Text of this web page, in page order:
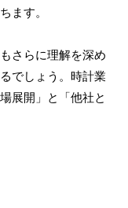
ます。
さらに理解を深め
でしょう。時計業
展開」と「他社と